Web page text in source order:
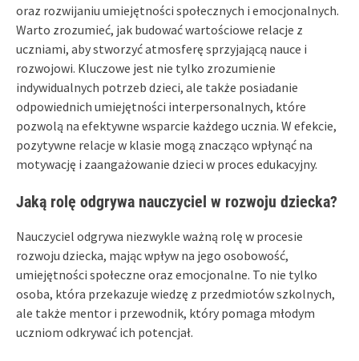
oraz rozwijaniu umiejętności społecznych i emocjonalnych.
Warto zrozumieć, jak budować wartościowe relacje z
uczniami, aby stworzyć atmosferę sprzyjającą nauce i
rozwojowi. Kluczowe jest nie tylko zrozumienie
indywidualnych potrzeb dzieci, ale także posiadanie
odpowiednich umiejętności interpersonalnych, które
pozwolą na efektywne wsparcie każdego ucznia. W efekcie,
pozytywne relacje w klasie mogą znacząco wpłynąć na
motywację i zaangażowanie dzieci w proces edukacyjny.
Jaką rolę odgrywa nauczyciel w rozwoju dziecka?
Nauczyciel odgrywa niezwykle ważną rolę w procesie
rozwoju dziecka, mając wpływ na jego osobowość,
umiejętności społeczne oraz emocjonalne. To nie tylko
osoba, która przekazuje wiedzę z przedmiotów szkolnych,
ale także mentor i przewodnik, który pomaga młodym
uczniom odkrywać ich potencjał.